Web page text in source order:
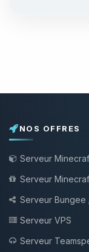
NOS OFFRES
Serveur
Serveur
Serveur Bungee
Serveur VPS
Serveur